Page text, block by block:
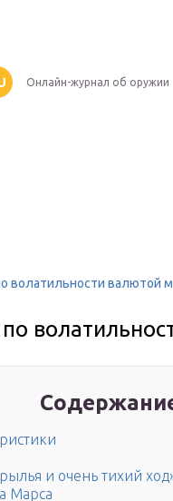
Онлайн-журнал об оружии
волатильности валютой
и очень тихий
Марса